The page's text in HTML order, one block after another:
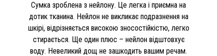
Сумка зроблена з нейлону. Це легка і приємна на
дотик тканина. Нейлон не викликає подразнення на
шкірі, відрізняється високою зносостійкістю, легко
стирається. Ще один плюс – нейлон відштовхує
воду. Невеликий дощ не зашкодить вашим речам.